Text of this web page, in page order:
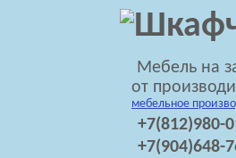
Мебель на
от
мебельное
+7(812)980-
+7(904)648-